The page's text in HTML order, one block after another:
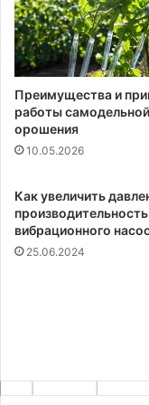
Преимущества и
работы
орошения
10.05.2026
Как увеличить
производительность
вибрационного
25.06.2024